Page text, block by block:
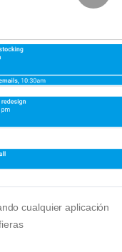
cualquier aplicación